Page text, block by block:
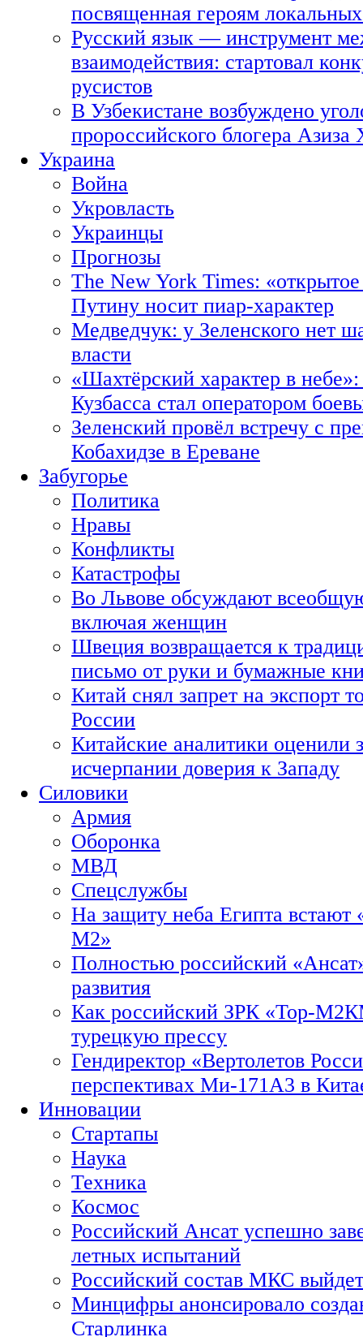
посвященная героям
Русский язык — инструмент
взаимодействия: стартовал
русистов
В Узбекистане возбуждено
пророссийского блогера Азиза
Украина
Война
Укровласть
Украинцы
Прогнозы
The New York Times:
Путину носит пиар-характер
Медведчук: у Зеленского нет
власти
«Шахтёрский характер в
Кузбасса стал оператором
Зеленский провёл встречу с
Кобахидзе в Ереване
Забугорье
Политика
Нравы
Конфликты
Катастрофы
Во Львове обсуждают
включая женщин
Швеция возвращается к
письмо от руки и бумажные
Китай снял запрет на экспорт
России
Китайские аналитики оценили
исчерпании доверия к Западу
Силовики
Армия
Оборонка
МВД
Спецслужбы
На защиту неба Египта встают
М2»
Полностью российский
развития
Как российский ЗРК «Тор-
турецкую прессу
Гендиректор «Вертолетов
перспективах Ми-171А3 в
Инновации
Стартапы
Наука
Техника
Космос
Российский Ансат успешно
летных испытаний
Российский состав МКС
Минцифры анонсировало
Старлинка